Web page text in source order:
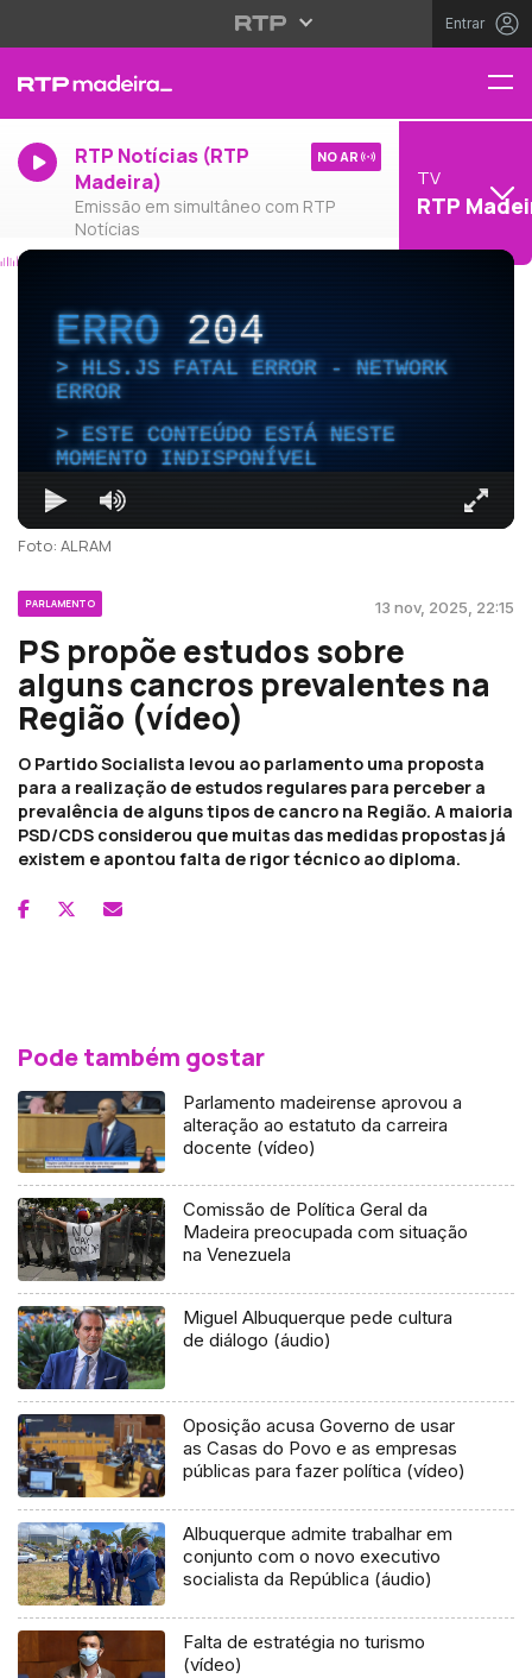
Entrar
RTP Notícias (RTP
Madeira)
Emissão em simultâneo com RTP
Notícias
NO AR
TV
RTP
ERRO204
HLS.JS FATAL ERROR - NETWORK
ERROR
ESTE CONTEÚDO ESTÁ NESTE
MOMENTO INDISPONÍVEL
Foto: ALRAM
PARLAMENTO 13 nov, 2025, 22:15
PS propõe estudos sobre
alguns cancros prevalentes na
Região (vídeo)
O Partido Socialista levou ao parlamento uma proposta
para a realização de estudos regulares para perceber a
prevalência de alguns tipos de cancro na Região. A maioria
PSD/CDS considerou que muitas das medidas propostas já
existem e apontou falta de rigor técnico ao diploma.
Pode também gostar
Parlamento madeirense aprovou a
alteração ao estatuto da carreira
docente (vídeo)
Comissão de Política Geral da
Madeira preocupada com situação
na Venezuela
Miguel Albuquerque pede cultura
de diálogo (áudio)
Oposição acusa Governo de usar
as Casas do Povo e as empresas
públicas para fazer política (vídeo)
Albuquerque admite trabalhar em
conjunto com o novo executivo
socialista da República (áudio)
Falta de estratégia no turismo
(vídeo)